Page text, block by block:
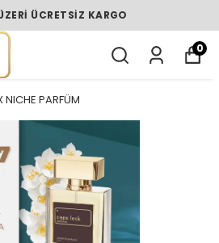
ÜCRETSIZ KARGO
0
NICHE PARFÜM